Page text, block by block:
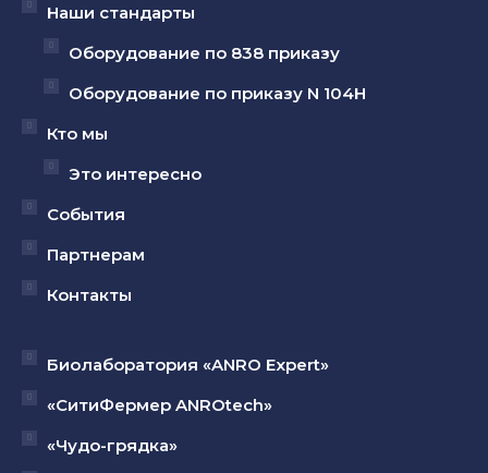
окнеокнеокне
Наши стандарты
Оборудование по 838 приказу
Оборудование по приказу N 104Н
Кто мы
Это интересно
События
Партнерам
Контакты
Биолаборатория «ANRO Expert»
«СитиФермер ANROtech»
«Чудо-грядка»